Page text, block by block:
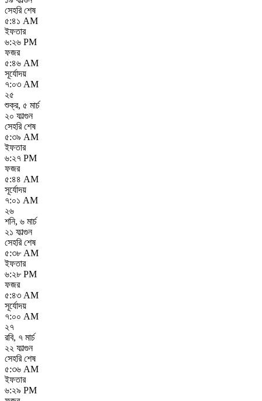
সেহরি শেষ
৫:৪১ AM
ইফতার
৬:২৬ PM
ফজর
৫:৪৬ AM
সূর্যোদয়
৭:০৩ AM
২৫
শুক্র, ৫ মার্চ
২০ ফাল্গুন
সেহরি শেষ
৫:৩৯ AM
ইফতার
৬:২৭ PM
ফজর
৫:৪৪ AM
সূর্যোদয়
৭:০১ AM
২৬
শনি, ৬ মার্চ
২১ ফাল্গুন
সেহরি শেষ
৫:৩৮ AM
ইফতার
৬:২৮ PM
ফজর
৫:৪৩ AM
সূর্যোদয়
৭:০০ AM
২৭
রবি, ৭ মার্চ
২২ ফাল্গুন
সেহরি শেষ
৫:৩৬ AM
ইফতার
৬:২৯ PM